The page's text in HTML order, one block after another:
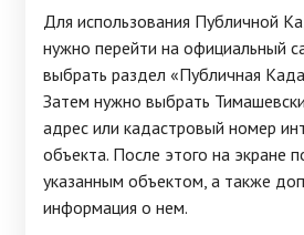
Для использования Публичной
нужно перейти на официальный
выбрать раздел «Публичная
Затем нужно выбрать
адрес или кадастровый номер
объекта. После этого на экране
указанным объектом, а также
информация о нем.